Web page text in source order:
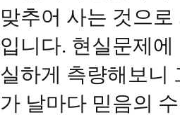
맞추어 사는 것으
입니다. 현실문제
실하게 측량해보니
가 날마다 믿음의